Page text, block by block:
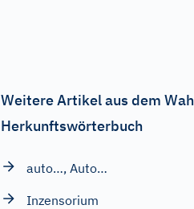
Weitere Artikel aus dem
Herkunftswörterbuch
auto…, Auto…
Inzensorium